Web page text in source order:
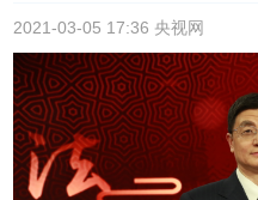
2021-03-05 17:36 央视网